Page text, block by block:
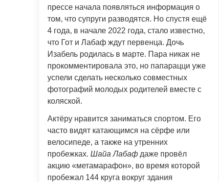
прессе начала появляться информация о
том, что супруги разводятся. Но спустя ещё
4 года, в начале 2022 года, стало известно,
что Гот и Лабаф ждут первенца. Дочь
Изабель родилась в марте. Пара никак не
прокомментировала это, но папарацци уже
успели сделать несколько совместных
фотографий молодых родителей вместе с
коляской.
Актёру нравится заниматься спортом. Его
часто видят катающимся на сёрфе или
велосипеде, а также на утренних
пробежках. Шайа Лабаф даже провёл
акцию «метамарафон», во время которой
пробежал 144 круга вокруг здания